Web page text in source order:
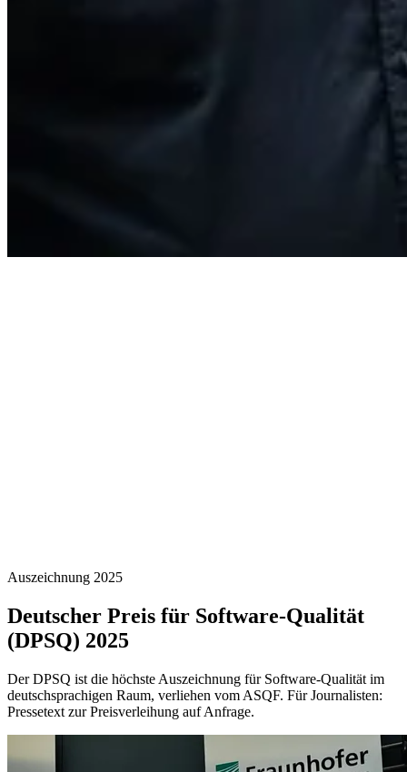
Auszeichnung 2025
Deutscher Preis für Software-Qualität
(DPSQ) 2025
Der DPSQ ist die höchste Auszeichnung für Software-Qualität im
deutschsprachigen Raum, verliehen vom ASQF. Für Journalisten:
Pressetext zur Preisverleihung auf Anfrage.